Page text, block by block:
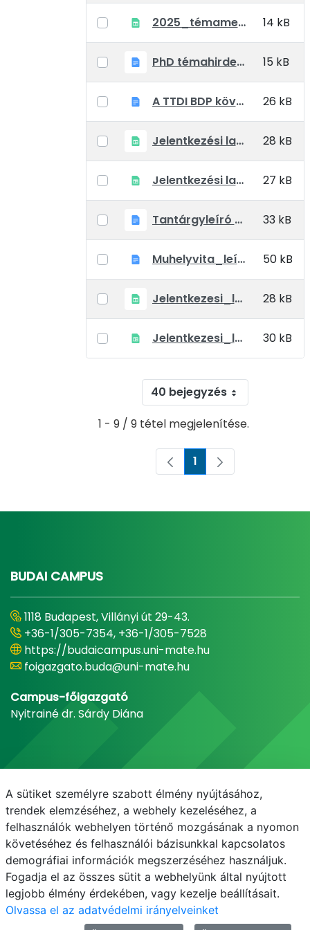
2025_témameghirdetések_mind_BDP 14 kB
PhD témahirdetési adatlap_BTP 15 kB
A TTDI BDP követelményrendszer a régi hallgatók_kiegészíteni.docx 26 kB
Jelentkezési lap komplex vizsgára 28 kB
Jelentkezési lap doktori képzésre egyéni felkészülők részére 27 kB
Tantárgyleíró adatlap 33 kB
Muhelyvita_leírás és dokumentaciók 50 kB
Jelentkezesi_lap_fokozatszerzésre 28 kB
Jelentkezesi_lap_doktori_kepzesre 30 kB
40 bejegyzés
1 - 9 / 9 tétel megjelenítése.
Oldal
1
BUDAI CAMPUS
1118 Budapest, Villányi út 29-43.
+36-1/305-7354, +36-1/305-7528
https://budaicampus.uni-mate.hu
foigazgato.buda@uni-mate.hu
Campus-főigazgató
Nyitrainé dr. Sárdy Diána
E-mail Telefonkönyv NEPTUN E-learning
A sütiket személyre szabott élmény nyújtásához,
trendek elemzéséhez, a webhely kezeléséhez, a
felhasználók webhelyen történő mozgásának a nyomon
követéséhez és felhasználói bázisunkkal kapcsolatos
demográfiai információk megszerzéséhez használjuk.
Fogadja el az összes sütit a webhelyünk által nyújtott
legjobb élmény érdekében, vagy kezelje beállításait.
Olvassa el az adatvédelmi irányelveinket